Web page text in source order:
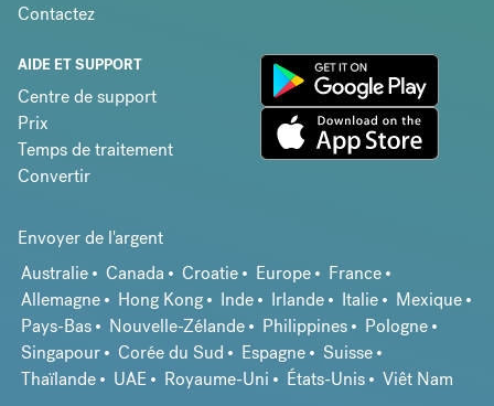
Contactez
AIDE ET SUPPORT
Centre de support
Prix
Temps de traitement
Convertir
Envoyer de l'argent
Australie
Canada Croatie Europe
France
Allemagne
Hong Kong Inde Irlande Italie
Mexique
Pays-Bas
Nouvelle-Zélande Philippines
Pologne
Singapour
Corée du Sud Espagne
Suisse
Thaïlande
UAE Royaume-Uni États-Unis Viêt Nam